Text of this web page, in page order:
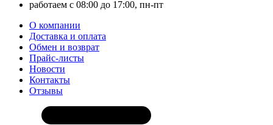
работаем с 08:00 до 17:00, пн-пт
О компании
Доставка и оплата
Обмен и возврат
Прайс-листы
Новости
Контакты
Отзывы